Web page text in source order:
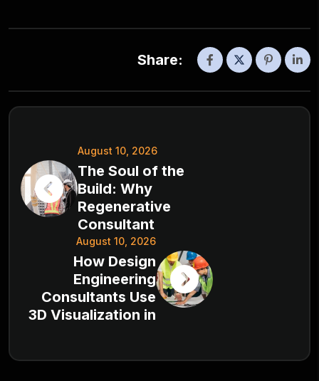
Share:
August 10, 2026
The Soul of the
Build: Why
Regenerative
Consultant
August 10, 2026
How Design
Engineering
Consultants Use
3D Visualization in